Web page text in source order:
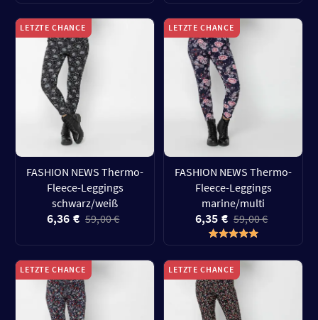
LETZTE CHANCE
FASHION NEWS Thermo-
Fleece-Leggings
schwarz/weiß
6,36 € 59,00 €
LETZTE CHANCE
FASHION NEWS Thermo-
Fleece-Leggings
marine/multi
6,35 € 59,00 €
LETZTE CHANCE LETZTE CHANCE